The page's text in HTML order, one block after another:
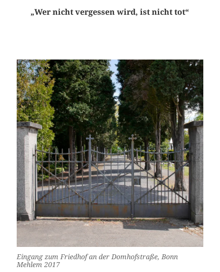
„Wer nicht vergessen wird, ist nicht tot“
Eingang zum Friedhof an der Domhofstraße, Bonn
Mehlem 2017